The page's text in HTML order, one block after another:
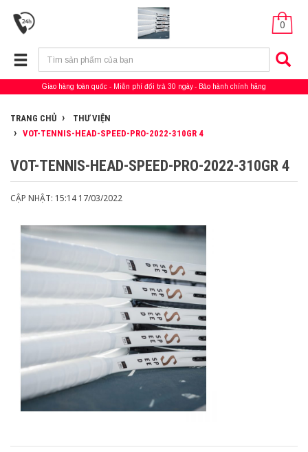
0
Giao hàng toàn quốc Miễn phí đổi trả 30 ngày Bảo hành chính hãng
TRANG CHỦ
THƯ VIỆN
VOT-TENNIS-HEAD-SPEED-PRO-2022-310GR 4
VOT-TENNIS-HEAD-SPEED-PRO-2022-310GR 4
CẬP NHẬT: 15:14 17/03/2022